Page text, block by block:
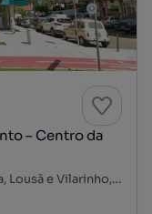
– Centro da
Rua Doutor Francisco Fernandes Costa, Lousã e Vilarinho, Lousã, Coimbra